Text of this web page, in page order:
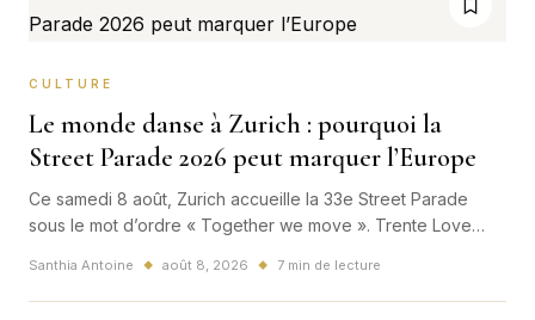
CULTURE
Le monde danse à Zurich : pourquoi la
Street Parade 2026 peut marquer l’Europe
Ce samedi 8 août, Zurich accueille la 33e Street Parade
sous le mot d’ordre « Together we move ». Trente Love
entièrement réorganisée : bien plus qu’une fête techno,
l’événement est un test culturel, touristique et logistique
Santhia Antoine ◆ août 8, 2026 ◆ 7 min de lecture